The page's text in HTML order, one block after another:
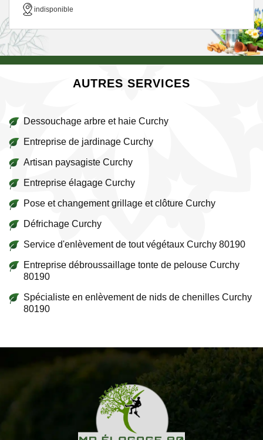
indisponible
AUTRES SERVICES
Dessouchage arbre et haie Curchy
Entreprise de jardinage Curchy
Artisan paysagiste Curchy
Entreprise élagage Curchy
Pose et changement grillage et clôture Curchy
Défrichage Curchy
Service d'enlèvement de tout végétaux Curchy 80190
Entreprise débroussaillage tonte de pelouse Curchy
80190
Spécialiste en enlèvement de nids de chenilles Curchy
80190